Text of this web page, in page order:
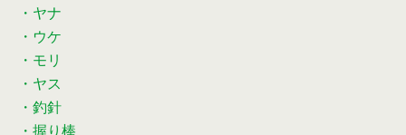
・ヤナ
・ウケ
・モリ
・ヤス
・釣針
・握り棒